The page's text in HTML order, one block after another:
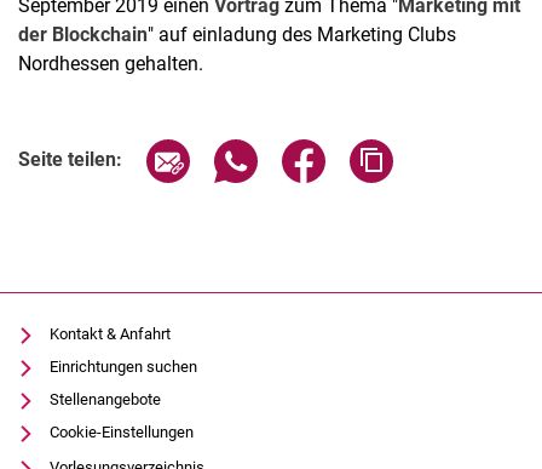
Termine
September 2019 einen Vortrag zum Thema "Marketing mit
der Blockchain" auf einladung des Marketing Clubs
Nordhessen gehalten.
Seite teilen: Seite über E-Mail teilen
Seite über WhatsApp teilen
Seite über Facebook
Kontakt & Anfahrt
Einrichtungen suchen
Stellenangebote
Cookie-Einstellungen